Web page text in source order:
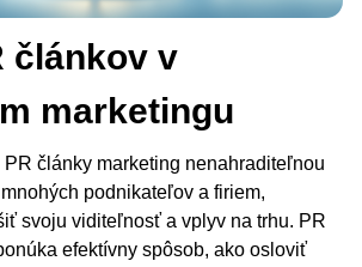
článkov v
marketingu
články marketing nenahraditeľnou
podnikateľov a firiem,
svoju viditeľnosť a vplyv na trhu. PR
efektívny spôsob, ako osloviť